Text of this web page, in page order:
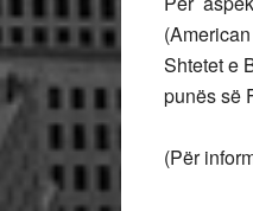
Shtetet e
punës së
(Për